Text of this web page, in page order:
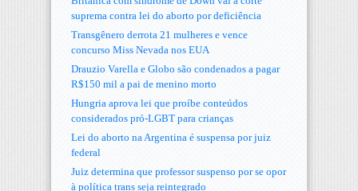
suprema contra lei do aborto por deficiência
Transgênero derrota 21 mulheres e vence
concurso Miss Nevada nos EUA
Drauzio Varella e Globo são condenados a pagar
R$150 mil a pai de menino morto
Hungria aprova lei que proíbe conteúdos
considerados pró-LGBT para crianças
Lei do aborto na Argentina é suspensa por juiz
federal
Juiz determina que professor suspenso por se opor
à política trans seja reintegrado